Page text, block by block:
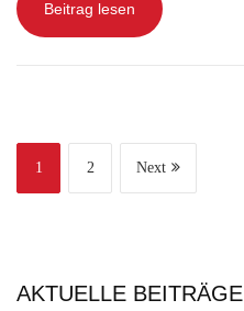
Beitrag lesen
1 2 Next
AKTUELLE BEITRÄGE